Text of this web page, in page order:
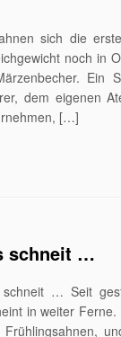
sich die
noch in
Ein
dem eigenen
[…]
schneit …
schneit … Seit
in weiter
Frühlingsahnen,